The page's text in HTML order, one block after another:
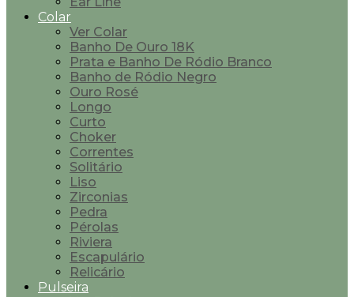
Colar
Ver Colar
Banho De Ouro 18K
Prata e Banho De Ródio Branco
Banho de Ródio Negro
Ouro Rosé
Longo
Curto
Choker
Correntes
Solitário
Liso
Zirconias
Pedra
Pérolas
Riviera
Escapulário
Relicário
Pulseira